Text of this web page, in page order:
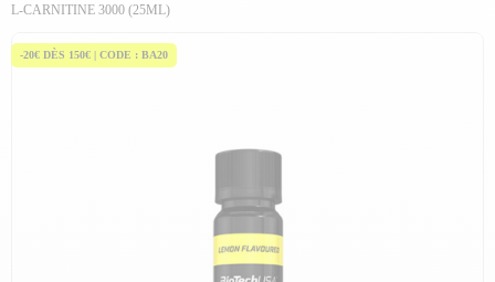
L-CARNITINE 3000 (25ML)
-20€ DÈS 150€ | CODE : BA20